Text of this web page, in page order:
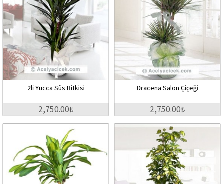
2li Yucca Süs Bitkisi
2,750.00₺
Dracena Salon Çiçeği
2,750.00₺